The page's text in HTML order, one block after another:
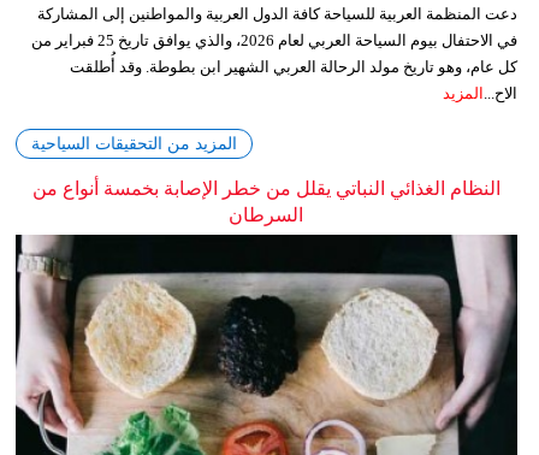
دعت المنظمة العربية للسياحة كافة الدول العربية والمواطنين إلى المشاركة
في الاحتفال بيوم السياحة العربي لعام 2026، والذي يوافق تاريخ 25 فبراير من
كل عام، وهو تاريخ مولد الرحالة العربي الشهير ابن بطوطة. وقد أُطلقت
الاح... المزيد
المزيد من التحقيقات السياحية
النظام الغذائي النباتي يقلل من خطر الإصابة بخمسة أنواع من
السرطان